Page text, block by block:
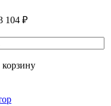
104 ₽